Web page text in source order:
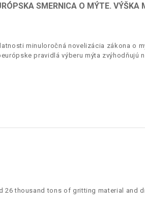
SMERNICA O MÝTE. VÝŠKA
minuloročná novelizácia zákona o
pravidlá výberu mýta zvýhodňujú
26 thousand tons of gritting material and